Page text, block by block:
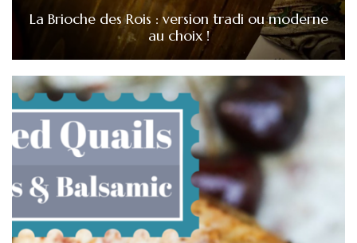
La Brioche des Rois : version tradi ou moderne
au choix !